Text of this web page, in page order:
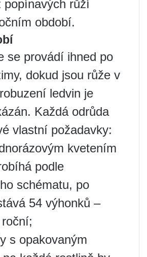
popínavých růží
období.
se provádí ihned po
dokud jsou růže v
ledvin je
Každá odrůda
vlastní požadavky:
kvetením
podle
schématu, po
54 výhonků –
s opakovaným